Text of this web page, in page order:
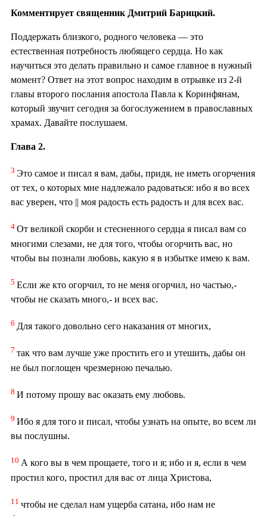
Комментирует священник Дмитрий Барицкий.
Поддержать близкого, родного человека — это
естественная потребность любящего сердца. Но как
научиться это делать правильно и самое главное в нужный
момент? Ответ на этот вопрос находим в отрывке из 2-й
главы второго послания апостола Павла к Коринфянам,
который звучит сегодня за богослужением в православных
храмах. Давайте послушаем.
Глава 2.
3 Это самое и писал я вам, дабы, придя, не иметь огорчения
от тех, о которых мне надлежало радоваться: ибо я во всех
вас уверен, что || моя радость есть радость и для всех вас.
4 От великой скорби и стесненного сердца я писал вам со
многими слезами, не для того, чтобы огорчить вас, но
чтобы вы познали любовь, какую я в избытке имею к вам.
5 Если же кто огорчил, то не меня огорчил, но частью,-
чтобы не сказать много,- и всех вас.
6 Для такого довольно сего наказания от многих,
7 так что вам лучше уже простить его и утешить, дабы он
не был поглощен чрезмерною печалью.
8 И потому прошу вас оказать ему любовь.
9 Ибо я для того и писал, чтобы узнать на опыте, во всем ли
вы послушны.
10 А кого вы в чем прощаете, того и я; ибо и я, если в чем
простил кого, простил для вас от лица Христова,
11 чтобы не сделал нам ущерба сатана, ибо нам не